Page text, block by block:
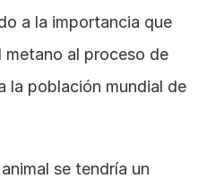
a la importancia que
al proceso de
la población mundial de
se tendría un